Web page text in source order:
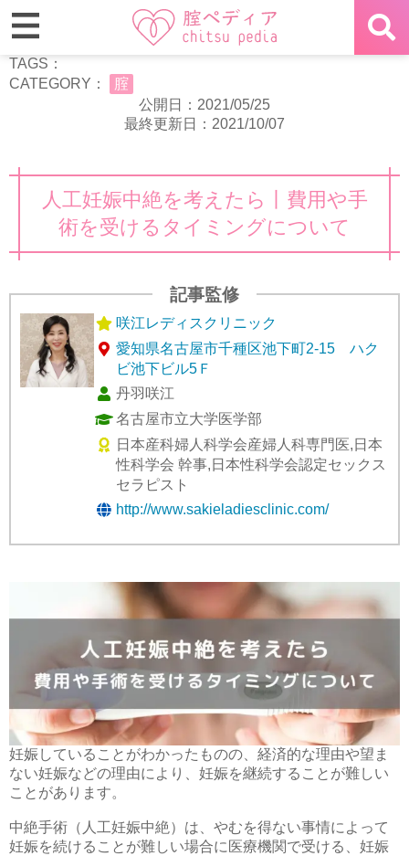
TAGS：
CATEGORY：
腟
公開日：2021/05/25
最終更新日：2021/10/07
人工妊娠中絶を考えたら丨費用や手
術を受けるタイミングについて
記事監修
咲江レディスクリニック
愛知県名古屋市千種区池下町2-15 ハク
ビ池下ビル5Ｆ
丹羽咲江
名古屋市立大学医学部
日本産科婦人科学会産婦人科専門医,日本
性科学会 幹事,日本性科学会認定セックス
セラピスト
http://www.sakieladiesclinic.com/
妊娠していることがわかったものの、経済的な理由や望ま
ない妊娠などの理由により、妊娠を継続することが難しい
ことがあります。
中絶手術（人工妊娠中絶）は、やむを得ない事情によって
妊娠を続けることが難しい場合に医療機関で受ける、妊娠